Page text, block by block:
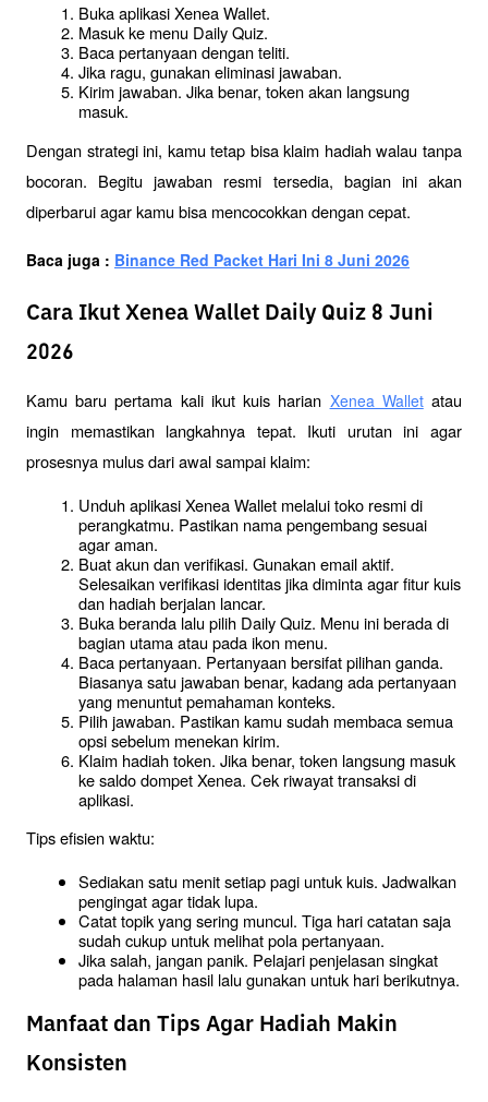
Buka aplikasi Xenea Wallet.
Masuk ke menu Daily Quiz.
Baca pertanyaan dengan teliti.
Jika ragu, gunakan eliminasi jawaban.
Kirim jawaban. Jika benar, token akan langsung
masuk.
Dengan strategi ini, kamu tetap bisa klaim hadiah walau tanpa
bocoran. Begitu jawaban resmi tersedia, bagian ini akan
diperbarui agar kamu bisa mencocokkan dengan cepat.
Baca juga : Binance Red Packet Hari Ini 8 Juni 2026
Cara Ikut Xenea Wallet Daily Quiz 8 Juni
2026
Kamu baru pertama kali ikut kuis harian Xenea Wallet atau
ingin memastikan langkahnya tepat. Ikuti urutan ini agar
prosesnya mulus dari awal sampai klaim:
Unduh aplikasi Xenea Wallet melalui toko resmi di
perangkatmu. Pastikan nama pengembang sesuai
agar aman.
Buat akun dan verifikasi. Gunakan email aktif.
Selesaikan verifikasi identitas jika diminta agar fitur kuis
dan hadiah berjalan lancar.
Buka beranda lalu pilih Daily Quiz. Menu ini berada di
bagian utama atau pada ikon menu.
Baca pertanyaan. Pertanyaan bersifat pilihan ganda.
Biasanya satu jawaban benar, kadang ada pertanyaan
yang menuntut pemahaman konteks.
Pilih jawaban. Pastikan kamu sudah membaca semua
opsi sebelum menekan kirim.
Klaim hadiah token. Jika benar, token langsung masuk
ke saldo dompet Xenea. Cek riwayat transaksi di
aplikasi.
Tips efisien waktu:
Sediakan satu menit setiap pagi untuk kuis. Jadwalkan
pengingat agar tidak lupa.
Catat topik yang sering muncul. Tiga hari catatan saja
sudah cukup untuk melihat pola pertanyaan.
Jika salah, jangan panik. Pelajari penjelasan singkat
pada halaman hasil lalu gunakan untuk hari berikutnya.
Manfaat dan Tips Agar Hadiah Makin
Konsisten